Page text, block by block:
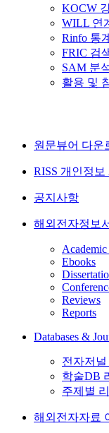
KOCW
WILL 연
Rinfo 통
FRIC 검
SAM 분
활용 및
원문뷰어 다운
RISS 개인정보
공지사항
해외전자정보
Academic
Ebooks
Reviews
Reports
Databases &
전자저널
학술DB
주제별
해외전자자료